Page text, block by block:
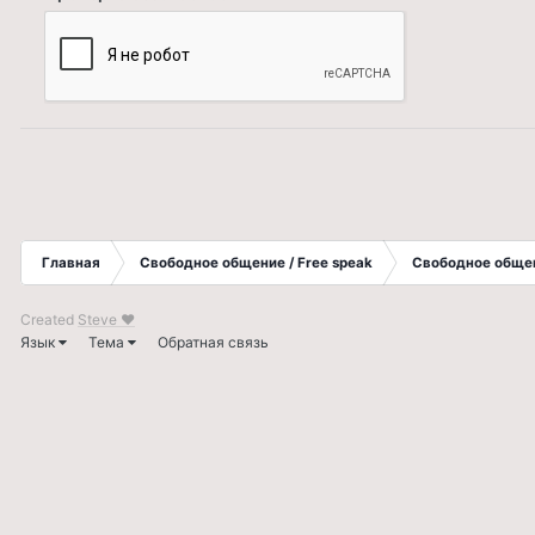
Главная Свободное общение / Free speak Свободное
Created Steve ❤
Язык
Тема Обратная связь